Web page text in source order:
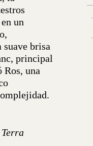
un
suave brisa
principal
Ros, una